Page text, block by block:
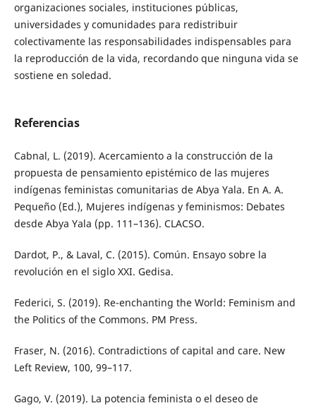
organizaciones sociales, instituciones públicas,
universidades y comunidades para redistribuir
colectivamente las responsabilidades indispensables para
la reproducción de la vida, recordando que ninguna vida se
sostiene en soledad.
Referencias
Cabnal, L. (2019). Acercamiento a la construcción de la
propuesta de pensamiento epistémico de las mujeres
indígenas feministas comunitarias de Abya Yala. En A. A.
Pequeño (Ed.), Mujeres indígenas y feminismos: Debates
desde Abya Yala (pp. 111–136). CLACSO.
Dardot, P., & Laval, C. (2015). Común. Ensayo sobre la
revolución en el siglo XXI. Gedisa.
Federici, S. (2019). Re-enchanting the World: Feminism and
the Politics of the Commons. PM Press.
Fraser, N. (2016). Contradictions of capital and care. New
Left Review, 100, 99–117.
Gago, V. (2019). La potencia feminista o el deseo de